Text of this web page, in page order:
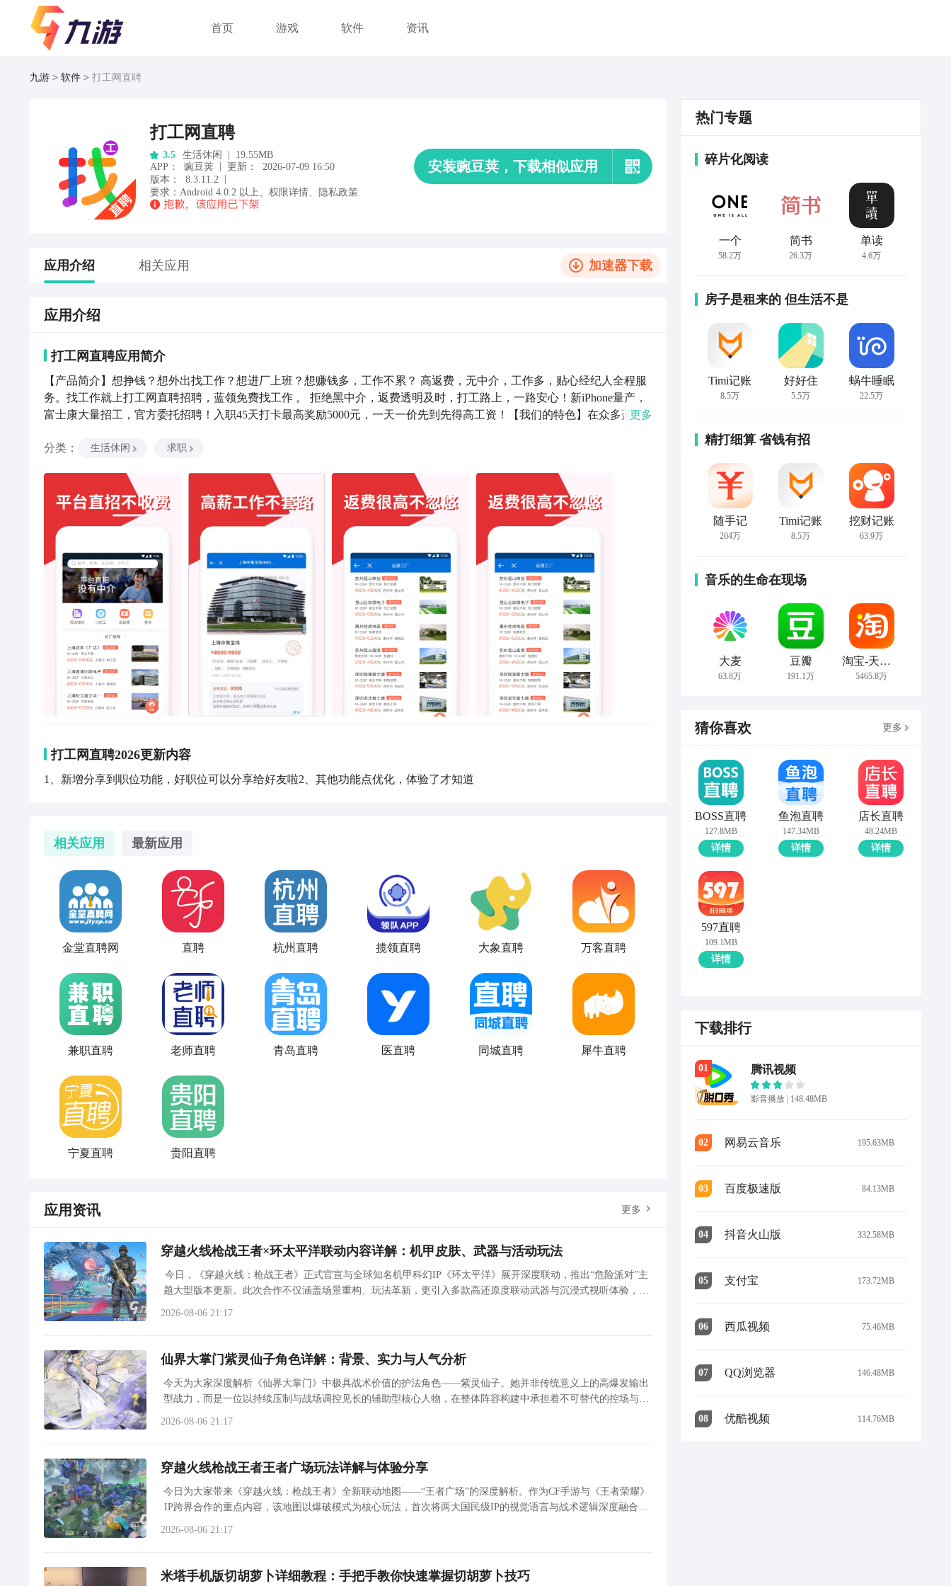
首页 游戏 软件 资讯
九游 软件 打工网直聘
打工网直聘
3.5 生活休闲 |
19.55MB
APP ： 豌豆荚 | 更新：
2026-07-09 16:50
版本：
8.3.11.2
|
要求： Android 4.0.2 以上 权限详情 隐私政策
安装豌豆荚，下载相似应用
应用介绍 相关应用 加速器下载
应用介绍
打工网直聘应用简介
【产品简介】想挣钱？想外出找工作？想进厂上班？想赚钱多，工作不累？ 高返费，无中介，工作多，贴心经纪人全程服
务。找工作就上打工网直聘招聘，蓝领免费找工作 。 拒绝黑中介，返费透明及时，打工路上，一路安心！新iPhone量产，
富士康大量招工，官方委托招聘！入职45天打卡最高奖励5000元，一天一价先到先得高工资！【我们的特色】在众多蓝领
招财猫找工作、天天兼职、兼职达人、同城兼职网、安人才网找工作、上啥班、找工雷达、小职姐、无忧求职、鹿用招
蚂蚁打工、苦瓜打工、高薪打工网、小蓝家、出门打工网、壹打工网、点点打工宝、大谷打工网、蓝职培、八角客打工
圈、厂招网、蓝领通、蓝领金、蓝领圈、蓝领福利社、蓝晶领、蓝聘、蓝职君、小豹、鲸才招聘、美差招聘、萝卜招聘、
超级打工网、职多多、优蓝网、91招聘、一米工作、赶集网、招聘猫、打工巴士、小工兔等等各类兼职工厂招工找工作的
平台类相比我们的信息更全面，服务更贴心【招聘岗位】 普工、作业员、质检员、综合维修工、制冷/水暖工、电工、木
工、钳工、切割/焊工、钣金工、油漆工、缝纫工、锅炉工、车工/铣工、铲车/叉车工、铸造/注塑/模具工、电梯工、操作
工、包装工、手机维修、水泥工、钢筋工、管道工、瓦工、组装工、样衣工、染工、纺织工、印花工、压熨工、物流专员/
助理、物流经理/主管、物流总监、调度员、快递员、仓库管理员、仓库经理/主管、装卸/搬运工、供应链管理、单证员、国
际货运等上百个职位，总有你能做的【招聘岗位】 普工、作业员、质检员、综合维修工、制冷/水暖工、电工、木工、钳
工、切割/焊工、钣金工、油漆工、缝纫工、锅炉工、车工/铣工、铲车/叉车工、铸造/注塑/模具工、电梯工、操作工、包装
工、手机维修、水泥工、钢筋工、管道工、瓦工、组装工、样衣工、染工、纺织工、印花工、压熨工、物流专员/助理、物
流经理/主管、物流总监、调度员、快递员、仓库管理员、仓库经理/主管、装卸/搬运工、供应链管理、单证员、国际货运等
上百个职位，总有你能做的
更多
分类 ： 生活休闲 求职
打工网直聘2026更新内容
1、新增分享到职位功能，好职位可以分享给好友啦2、其他功能点优化，体验了才知道
相关应用 最新应用
金堂直聘网 直聘 杭州直聘 揽领直聘 大象直聘 万客直聘
兼职直聘 老师直聘 青岛直聘 医直聘 同城直聘 犀牛直聘
宁夏直聘 贵阳直聘
应用资讯 更多
穿越火线枪战王者×环太平洋联动内容详解：机甲皮肤、武器与活动玩法
今日，《穿越火线：枪战王者》正式官宣与全球知名机甲科幻IP《环太平洋》展开深度联动，推出“危险派对”主
题大型版本更新。此次合作不仅涵盖场景重构、玩法革新，更引入多款高还原度联动武器与沉浸式视听体验，为
2026-08-06 21:17
仙界大掌门紫灵仙子角色详解：背景、实力与人气分析
今天为大家深度解析《仙界大掌门》中极具战术价值的护法角色——紫灵仙子。她并非传统意义上的高爆发输出
型战力，而是一位以持续压制与战场调控见长的辅助型核心人物，在整体阵容构建中承担着不可替代的控场与消
2026-08-06 21:17
穿越火线枪战王者王者广场玩法详解与体验分享
今日为大家带来《穿越火线：枪战王者》全新联动地图——“王者广场”的深度解析。作为CF手游与《王者荣耀》
IP跨界合作的重点内容，该地图以爆破模式为核心玩法，首次将两大国民级IP的视觉语言与战术逻辑深度融合，
2026-08-06 21:17
米塔手机版切胡萝卜详细教程：手把手教你快速掌握切胡萝卜技巧
热门专题
碎片化阅读
一个
58.2万
简书
26.3万
单读
4.6万
房子是租来的 但生活不是
Timi记账
8.5万
好好住
5.5万
蜗牛睡眠
22.5万
精打细算 省钱有招
随手记
204万
Timi记账
8.5万
挖财记账
63.9万
音乐的生命在现场
大麦
63.8万
豆瓣
191.1万
淘宝-天猫双11全球狂欢季
5465.8万
猜你喜欢 更多
BOSS直聘
127.8MB
详情
鱼泡直聘
147.34MB
详情
店长直聘
48.24MB
详情
597直聘
109.1MB
详情
下载排行
01 腾讯视频
影音播放 | 148.48MB
02 网易云音乐 195.63MB
03 百度极速版 84.13MB
04 抖音火山版 332.58MB
05 支付宝 173.72MB
06 西瓜视频 75.46MB
07 QQ浏览器 146.48MB
08 优酷视频 114.76MB